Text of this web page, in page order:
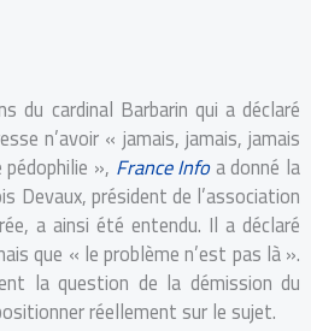
du cardinal Barbarin qui a déclaré
n’avoir « jamais, jamais, jamais
», France Infoa donné la
Devaux, président de l’association
a ainsi été entendu. Il a déclaré
que « le problème n’est pas là ».
la question de la démission du
réellement sur le sujet.